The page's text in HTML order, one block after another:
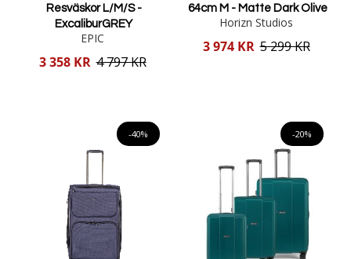
Resväskor L/M/S -
ExcaliburGREY
EPIC
Reducerat
3 358 KR 4 797 KR
64cm M - Matte Dark Olive
Horizn Studios
Reducerat
3 974 KR 5 299 KR
-40% -20%